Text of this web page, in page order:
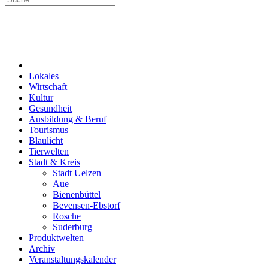
Lokales
Wirtschaft
Kultur
Gesundheit
Ausbildung & Beruf
Tourismus
Blaulicht
Tierwelten
Stadt & Kreis
Stadt Uelzen
Aue
Bienenbüttel
Bevensen-Ebstorf
Rosche
Suderburg
Produktwelten
Archiv
Veranstaltungskalender